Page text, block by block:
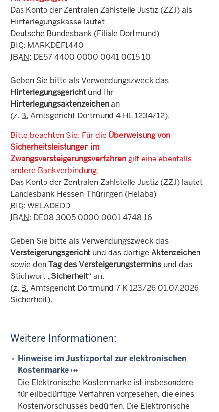
Das Konto der Zentralen Zahlstelle Justiz (ZZJ) als
Hinterlegungskasse lautet
Deutsche Bundesbank (Filiale Dortmund)
BIC: MARKDEF1440
IBAN: DE57 4400 0000 0041 0015 10
Geben Sie bitte als Verwendungszweck das
Hinterlegungsgericht und Ihr
Hinterlegungsaktenzeichenan
(z. B. Amtsgericht Dortmund 4 HL 1234/12).
Bitte beachten Sie: Für die Überweisung von
Sicherheitsleistungen im
Zwangsversteigerungsverfahrengilt eine ebenfalls
andere Bankverbindung:
Das Konto der Zentralen Zahlstelle Justiz (ZZJ) lautet
Landesbank Hessen-Thüringen (Helaba)
BIC: WELADEDD
IBAN: DE08 3005 0000 0001 4748 16
Geben Sie bitte als Verwendungszweck das
Versteigerungsgericht und das dortige Aktenzeichen
sowie denTag des Versteigerungstermins und das
Stichwort „Sicherheit“ an.
(z. B. Amtsgericht Dortmund 7 K 123/26 01.07.2026
Sicherheit).
Weitere Informationen:
Hinweise im Justizportal zur elektronischen
Kostenmarke
Die Elektronische Kostenmarke ist insbesondere
für eilbedürftige Verfahren vorgesehen, die eines
Kostenvorschusses bedürfen. Die Elektronische